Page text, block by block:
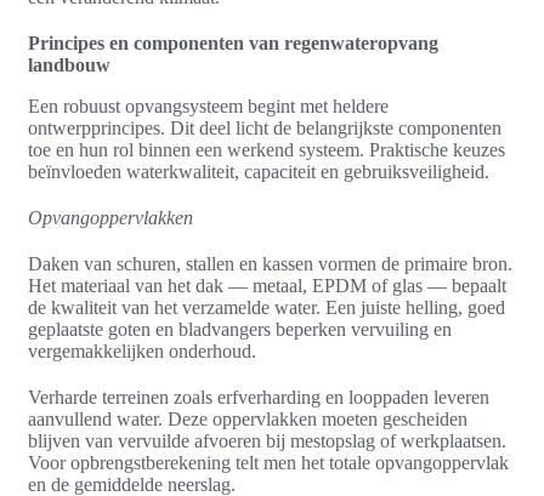
Principes en componenten van regenwateropvang
landbouw
Een robuust opvangsysteem begint met heldere
ontwerpprincipes. Dit deel licht de belangrijkste componenten
toe en hun rol binnen een werkend systeem. Praktische keuzes
beïnvloeden waterkwaliteit, capaciteit en gebruiksveiligheid.
Opvangoppervlakken
Daken van schuren, stallen en kassen vormen de primaire bron.
Het materiaal van het dak — metaal, EPDM of glas — bepaalt
de kwaliteit van het verzamelde water. Een juiste helling, goed
geplaatste goten en bladvangers beperken vervuiling en
vergemakkelijken onderhoud.
Verharde terreinen zoals erfverharding en looppaden leveren
aanvullend water. Deze oppervlakken moeten gescheiden
blijven van vervuilde afvoeren bij mestopslag of werkplaatsen.
Voor opbrengstberekening telt men het totale opvangoppervlak
en de gemiddelde neerslag.